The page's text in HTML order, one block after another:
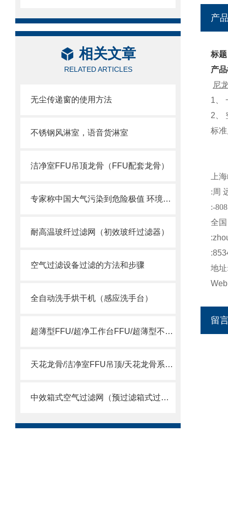
相关文章
RELATED ARTICLES
无尘传递窗的使用方法
不锈钢风淋室，语音货淋室
洁净室FFU吊顶龙骨（FFU配套龙骨）
专家称中国大气污染到危险极值 环境治理刻不容缓
耐高温玻纤过滤网（初效玻纤过滤器）
空气过滤设备过滤的方法和步骤
全自动洗手烘干机（感应洗手台）
超薄型FFU/超净工作台FFU/超薄型不锈钢FFU
天花龙骨/洁净室FFU吊顶/天花龙骨系统/ffu龙骨
中效箱式空气过滤网（预过滤箱式过滤器）
产
标
产
尼
1
2
标
上海
:周
:-808
全
:
地址
留